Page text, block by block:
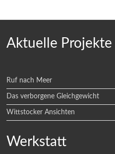
Aktuelle Projekte
Ruf nach Meer
Das verborgene Gleichgewicht
Wittstocker Ansichten
Werkstatt